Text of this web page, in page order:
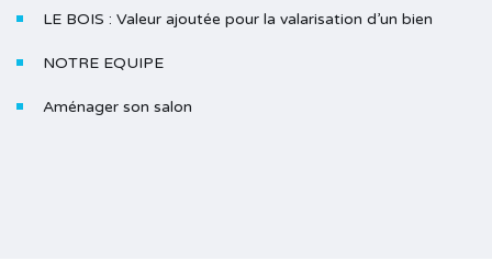
LE BOIS : Valeur ajoutée pour la valarisation d’un bien
NOTRE EQUIPE
Aménager son salon